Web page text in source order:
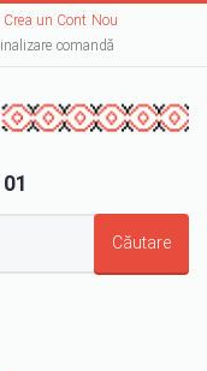
Crea un Cont Nou
comandă